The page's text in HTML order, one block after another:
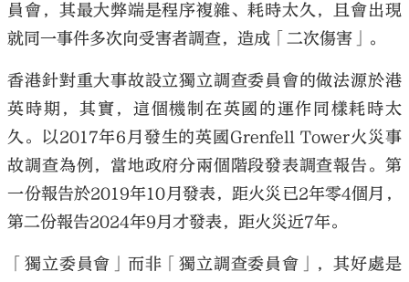
員會，其最大弊端是程序複雜、耗時太久，且會出現
就同一事件多次向受害者調查，造成「二次傷害」。
香港針對重大事故設立獨立調查委員會的做法源於港
英時期，其實，這個機制在英國的運作同樣耗時太
久。以2017年6月發生的英國Grenfell Tower火災事
故調查為例，當地政府分兩個階段發表調查報告。第
一份報告於2019年10月發表，距火災已2年零4個月，
第二份報告2024年9月才發表，距火災近7年。
「獨立委員會」而非「獨立調查委員會」，其好處是